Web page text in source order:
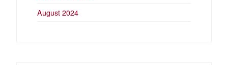
August 2024